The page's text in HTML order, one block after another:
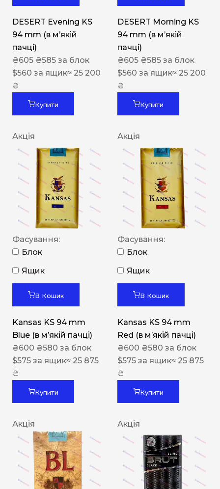
DESERT Evening KS
94 mm (в мʼякій
пачці)
₴605 ₴585 за блок
$560 за ящик≈ 25 200
₴
Купити
DESERT Morning KS
94 mm (в мʼякій
пачці)
₴605 ₴585 за блок
$560 за ящик≈ 25 200
₴
Купити
Акція
Фасування:
Блок
Ящик
В Кошик
Kansas KS 94 mm
Blue (в мʼякій пачці)
₴600 ₴580 за блок
$575 за ящик≈ 25 875
₴
Купити
Акція
Фасування:
Блок
Ящик
В Кошик
Kansas KS 94 mm
Red (в мʼякій пачці)
₴600 ₴580 за блок
$575 за ящик≈ 25 875
₴
Купити
Акція Акція